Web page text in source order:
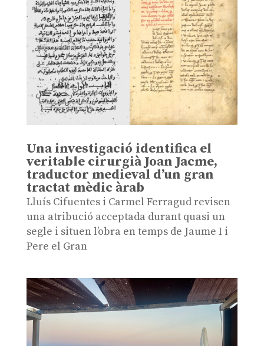
Una investigació identifica el
veritable cirurgià Joan Jacme,
traductor medieval d’un gran
tractat mèdic àrab
Lluís Cifuentes i Carmel Ferragud revisen
una atribució acceptada durant quasi un
segle i situen l’obra en temps de Jaume I i
Pere el Gran